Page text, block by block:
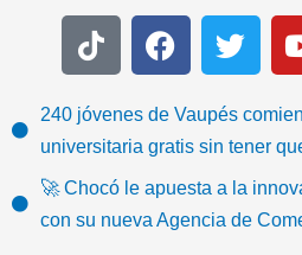
T
i
t
o
k
F
a
e
b
o
o
k
T
w
t
t
e
240 jóvenes de Vaupés
universitaria gratis sin tener
🚀 Chocó le apuesta a la
con su nueva Agencia de